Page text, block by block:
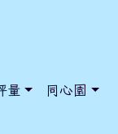
量 同心園